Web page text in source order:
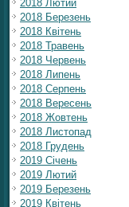
2018 Лютий
2018 Березень
2018 Квітень
2018 Травень
2018 Червень
2018 Липень
2018 Серпень
2018 Вересень
2018 Жовтень
2018 Листопад
2018 Грудень
2019 Січень
2019 Лютий
2019 Березень
2019 Квітень